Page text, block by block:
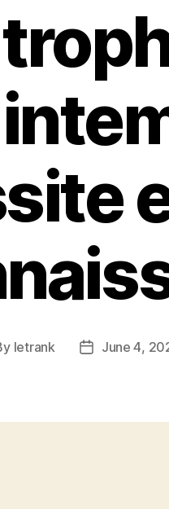
letrank
PostJune 4,